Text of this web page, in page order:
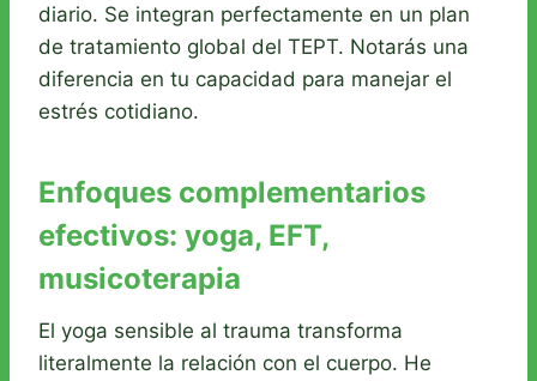
diario. Se integran perfectamente en un plan
de tratamiento global del TEPT. Notarás una
diferencia en tu capacidad para manejar el
estrés cotidiano.
Enfoques complementarios
efectivos: yoga, EFT,
musicoterapia
El yoga sensible al trauma transforma
literalmente la relación con el cuerpo. He